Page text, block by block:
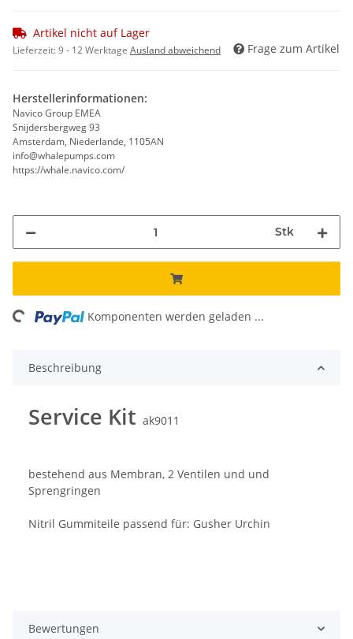
Artikel nicht auf Lager
Lieferzeit:9 - 12 Werktage Ausland abweichend Frage zum Artikel
Herstellerinformationen:
Navico Group EMEA
Snijdersbergweg 93
Amsterdam, Niederlande, 1105AN
info@whalepumps.com
https://whale.navico.com/
Stk
Komponenten werden geladen ...
Beschreibung
Service Kit ak9011
bestehend aus Membran, 2 Ventilen und und
Sprengringen
Nitril Gummiteile passend für: Gusher Urchin
Bewertungen